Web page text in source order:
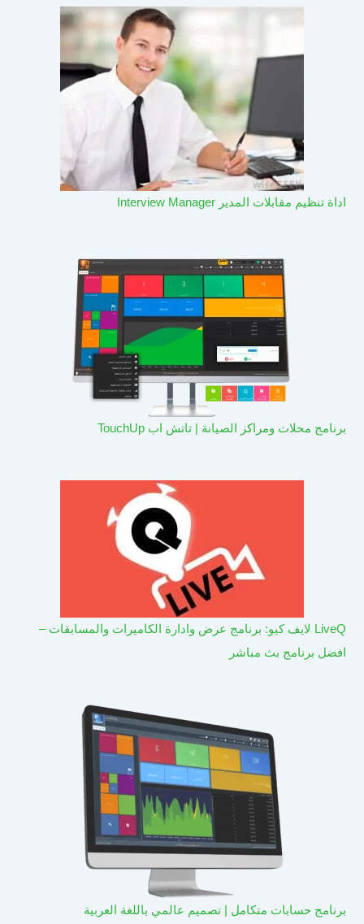
اداة تنظيم مقابلات المدير Interview Manager
برنامج محلات ومراكز الصيانة | تاتش اب TouchUp
LiveQ لايف كيو: برنامج عرض وادارة الكاميرات والمسابقات –
افضل برنامج بث مباشر
برنامج حسابات متكامل | تصميم عالمي باللغة العربية